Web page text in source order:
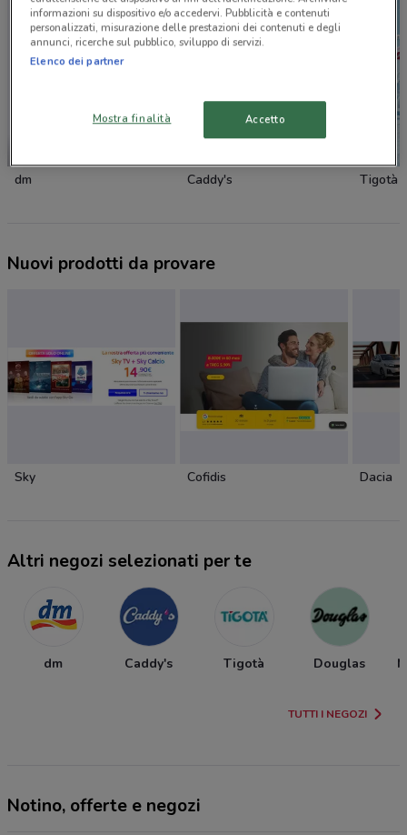
dm Caddy's Tigotà
Nuovi prodotti da provare
Sky Cofidis Dacia
Altri negozi selezionati per te
dm Caddy's Tigotà Douglas
TUTTI I NEGOZI
Notino, offerte e negozi
informazioni su dispositivo e/o accedervi. Pubblicità e contenuti
personalizzati, misurazione delle prestazioni dei contenuti e degli
annunci, ricerche sul pubblico, sviluppo di servizi.
Elenco dei partner
Mostra finalità Accetto